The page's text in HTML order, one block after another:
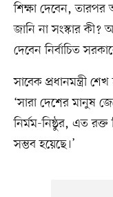
শিক্ষা দেবেন,
জানি না সংস্কার কী?
দেবেন নির্বাচিত
সাবেক প্রধানমন্ত্রী
‘সারা দেশের মানুষ
নির্মম-নিষ্ঠুর, এত
সম্ভব হয়েছে।’